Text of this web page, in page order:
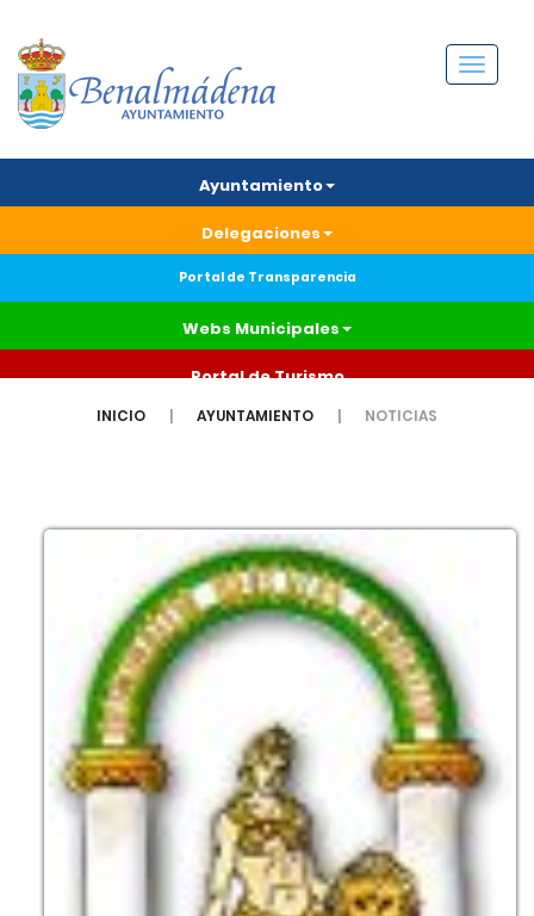
Menú
Ayuntamiento
Delegaciones
Portal de Transparencia
Webs Municipales
Portal de Turismo
INICIO AYUNTAMIENTO NOTICIAS